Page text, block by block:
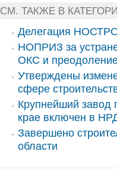
СМ. ТАКЖЕ В
Делегация
НОПРИЗ за
ОКС и
Утверждены
сфере
Крупнейший завод
крае включен в
Завершено
области